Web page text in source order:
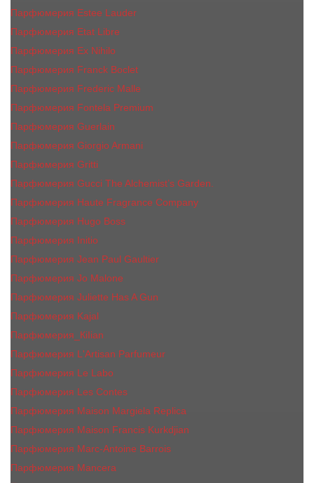
Парфюмерия Estee Lаudеr
Парфюмерия Etat Libre
Парфюмерия Ex Nihilo
Парфюмерия Franck Boclet
Парфюмерия Frеderic Mаlle
Парфюмерия Fontela Premium
Парфюмерия Guerlain
Парфюмерия Giorgio Armani
Парфюмерия Gritti
Парфюмерия Gucci The Alchemist’s Garden.
Парфюмерия Haute Fragrance Company
Парфюмерия Hugo Boss
Парфюмерия Initio
Парфюмерия Jean Paul Gaultier
Парфюмерия Jо Malоnе
Парфюмерия Juliette Has A Gun
Парфюмерия Kajal
Парфюмерия_КiIiаn
Парфюмерия L'Artisan Parfumeur
Парфюмерия Le Labo
Парфюмерия Les Contes
Парфюмерия Maison Margiela Replica
Парфюмерия Maison Francis Kurkdjian
Парфюмерия Marc-Antoine Barrois
Парфюмерия Mancera